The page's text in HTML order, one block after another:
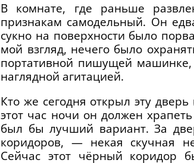
В комнате, где раньше
признакам самодельный. Он
сукно на поверхности было
мой взгляд, нечего было
портативной пишущей машинке,
наглядной агитацией.
Кто же сегодня открыл эту
этот час ночи он должен
был бы лучший вариант. За
коридоров, — некая скучная
Сейчас этот чёрный коридор